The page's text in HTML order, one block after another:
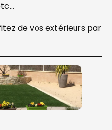
de vos extérieurs par